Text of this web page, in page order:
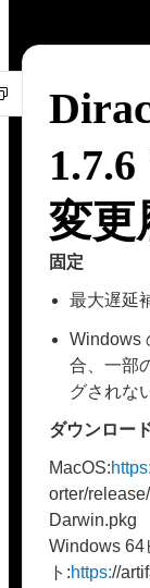
変更
固定
最大遅延
Windows
合、一部
グされな
ダウンロー
MacOS:https:
orter/
Darwin.pkg
Windows 64
ト:https://